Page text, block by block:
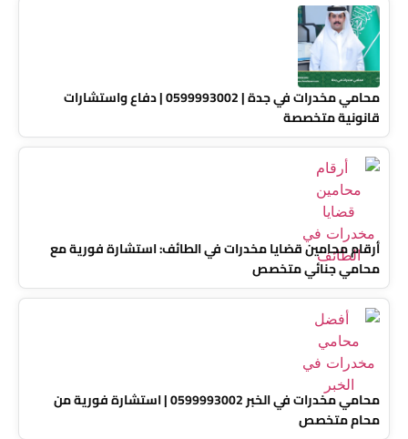
محامي مخدرات في جدة | 0599993002 | دفاع واستشارات
قانونية متخصصة
أرقام محامين قضايا مخدرات في الطائف: استشارة فورية مع
محامي جنائي متخصص
محامي مخدرات في الخبر 0599993002 | استشارة فورية من
محام متخصص